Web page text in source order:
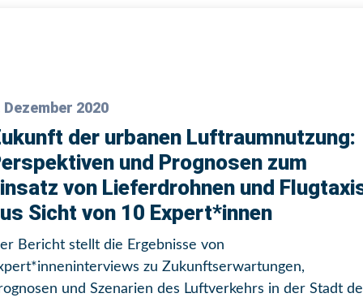
Dezember 2020
der urbanen Luftraumnutzung:
und Prognosen zum
von Lieferdrohnen und
Sicht von 10 Expert*innen
Bericht stellt die Ergebnisse von
zu Zukunftserwartungen,
und Szenarien des Luftverkehrs in der Stadt